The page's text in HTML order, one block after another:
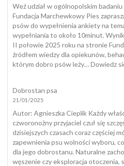
a
naturalny
spacer
Weź udział w ogólnopolskim
Fundacja Marchewkowy Pies
psów do wypełnienia ankiety na
wypełniania to około 10minut.
II połowie 2025 roku na stronie
źródłem wiedzy dla opiekunów,
którym dobro psów leży…Dowiedz
Dobrostan psa
21/01/2025
​Autor: Agnieszka Cieplik Każdy
czworonożny przyjaciel czuł się
dzisiejszych czasach coraz częściej
zapewnienia psu wolności wyboru,
dla jego dobrostanu. Naturalne
węszenie czy eksploracja otoczenia,